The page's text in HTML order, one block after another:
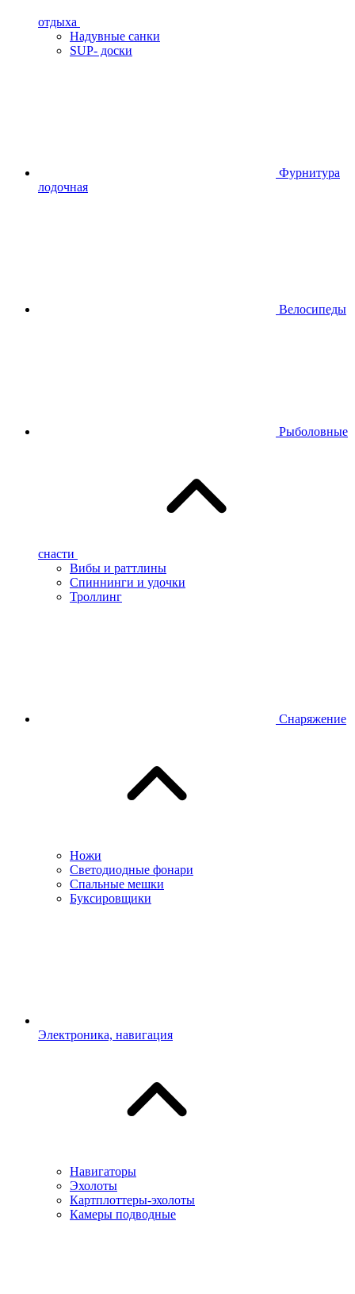
отдыха
Надувные санки
SUP- доски
Фурнитура
лодочная
Велосипеды
Рыболовные
снасти
Вибы и раттлины
Спиннинги и удочки
Троллинг
Снаряжение
Ножи
Светодиодные фонари
Спальные мешки
Буксировщики
Электроника, навигация
Навигаторы
Эхолоты
Картплоттеры-эхолоты
Камеры подводные